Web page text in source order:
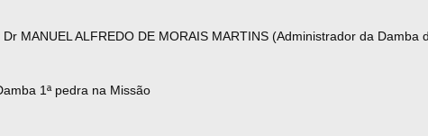
Dr MANUEL ALFREDO DE MORAIS MARTINS (Administrador da Damba